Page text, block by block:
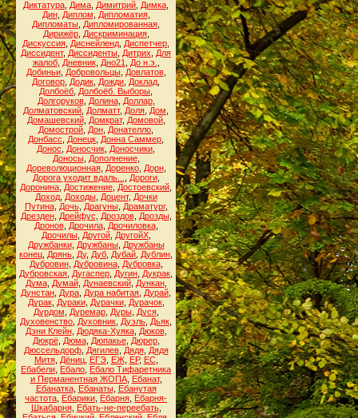
Диктатура Дима Димитрий Димка
Дин, Диплом Дипломатия,
Дипломаты Дипломированная
Дирижёр, Дискриминация,
Дискуссия Диснейленд Диспетчер
Диссидент, Диссиденты Дитрих
Для
жалоб, Дневник, Дно21 До н.э.
Добиньи, Добровольцы, Довлатов,
Договор Додик Дожди Доклад
Долбоёб Долбоёб. Выборы
Долгоруков, Долина, Доллар,
Долматовский Долматт, Доля Дом
Домашевский, Домкрат, Домовой,
Домострой Дон Донателло
Донбасс
Донецк Донна Саммер
Донос
Доносчик Доносчики
Доносы, Дополнение,
Дореволюционная, Доренко, Дорн,
Дорога уходит вдаль...
Дороги,
Доронина Достижение Достоевский
Доход, Доходы, Доцент, Дочки
Путина, Дочь, Драгуны, Драматург,
Дрезден, Дрейфус Дроздов, Дрозды,
Дронов, Дрочила, Дрочиловка,
Дрочилы, Другой, ДругойХ,
Дружбанки, Дружбаны, Дружбаны
конец Дрянь Ду, Дуб Дубай Дублин
Дубровин, Дубровина, Дубровка,
Дубровская Дугаспер Дугин Дукрак
Дума, Думай, Дунаевский, Дункан,
Дунстан Дура Дура набитая Дурай
Дурак, Дураки, Дурачки, Дурачок,
Дурдом
Дуремар, Дуры, Дуся,
Духовенство Духовник Дуэль Дьяк
Дэни Клейн, Дюдяка-Хуяка, Дюков,
Дюкрё, Дюма, Дюпакье, Дюрер,
Дюссельдорф, Дягилев, Дядя, Дядя
Митя, Дёниц, ЕГЭ, ЕЖ, ЕР, ЕС,
Ебабели Ебало Ебало Тифаретника
и Перманентная ЖОПА, Ебанат,
Ебанатка, Ебанаты, Ебанутая
частота Ебарики Ебарня Ебарня-
Шкабарня, Ебать-не-переебать,